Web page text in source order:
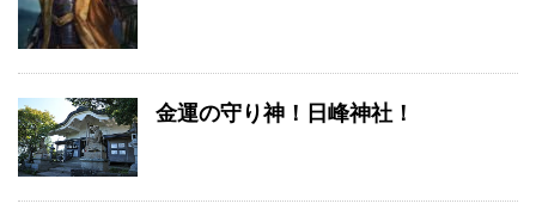
金運の守り神！日峰神社！